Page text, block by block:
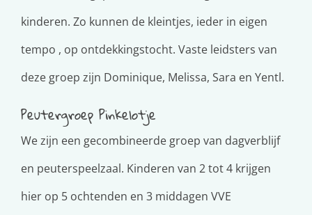
kinderen. Zo kunnen de kleintjes, ieder in eigen
tempo , op ontdekkingstocht. Vaste leidsters van
deze groep zijn Dominique, Melissa, Sara en Yentl.
Peutergroep Pinkelotje
We zijn een gecombineerde groep van dagverblijf
en peuterspeelzaal. Kinderen van 2 tot 4 krijgen
hier op 5 ochtenden en 3 middagen VVE